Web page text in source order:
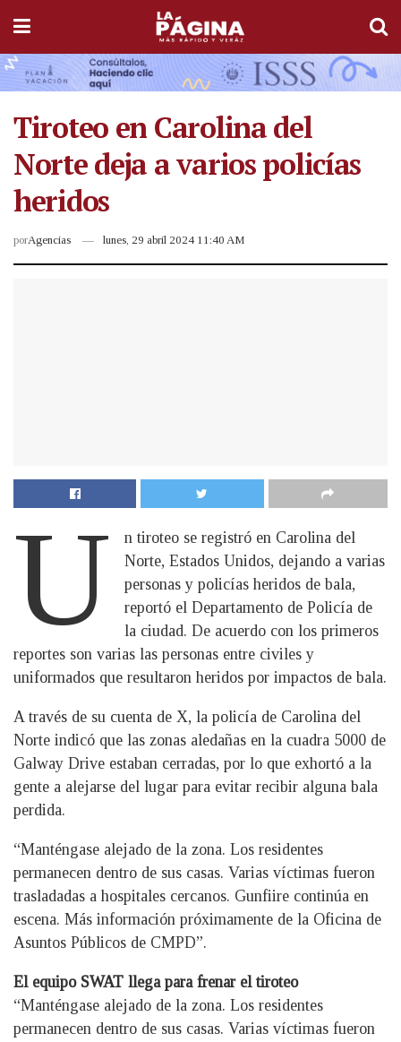
Tiroteo en Carolina del
Norte deja a varios policías
heridos
porAgencias lunes, 29 abril 2024 11:40 AM
U
n tiroteo se registró en Carolina del
Norte, Estados Unidos, dejando a varias
personas y policías heridos de bala,
reportó el Departamento de Policía de
la ciudad. De acuerdo con los primeros
reportes son varias las personas entre civiles y
uniformados que resultaron heridos por impactos de bala.
A través de su cuenta de X, la policía de Carolina del
Norte indicó que las zonas aledañas en la cuadra 5000 de
Galway Drive estaban cerradas, por lo que exhortó a la
gente a alejarse del lugar para evitar recibir alguna bala
perdida.
“Manténgase alejado de la zona. Los residentes
permanecen dentro de sus casas. Varias víctimas fueron
trasladadas a hospitales cercanos. Gunfiire continúa en
escena. Más información próximamente de la Oficina de
Asuntos Públicos de CMPD”.
El equipo SWAT llega para frenar el tiroteo
“Manténgase alejado de la zona. Los residentes
permanecen dentro de sus casas. Varias víctimas fueron